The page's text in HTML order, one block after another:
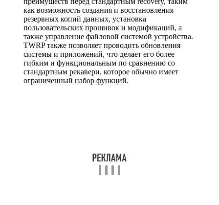
как возможность создания и восстановления
резервных копий данных, установка
пользовательских прошивок и модификаций, а
также управление файловой системой устройства.
TWRP также позволяет проводить обновления
системы и приложений, что делает его более
гибким и функциональным по сравнению со
стандартным рекавери, которое обычно имеет
ограниченный набор функций.